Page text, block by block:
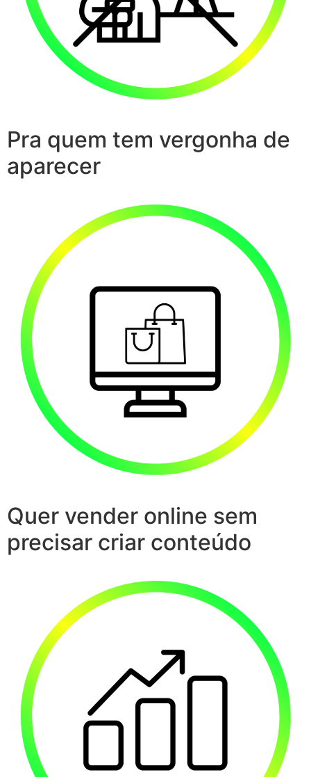
Pra quem tem vergonha de
aparecer
Quer vender online sem
precisar criar conteúdo